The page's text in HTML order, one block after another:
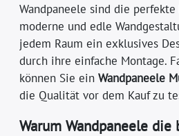
Wandpaneele sind die
moderne und edle
jedem Raum ein exklusives
durch ihre einfache Montage.
können Sie einWandpaneele
die Qualität vor dem Kauf zu
Warum Wandpaneele die